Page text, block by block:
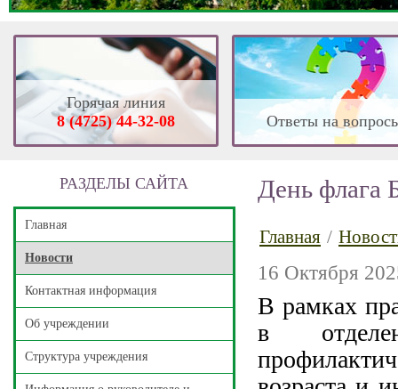
Горячая линия
8 (4725) 44-32-08
Ответы на
РАЗДЕЛЫ САЙТА
Главная
Новости
Контактная информация
Об учреждении
Структура учреждения
День флага
Главная /
16 Октября
В рамках
в